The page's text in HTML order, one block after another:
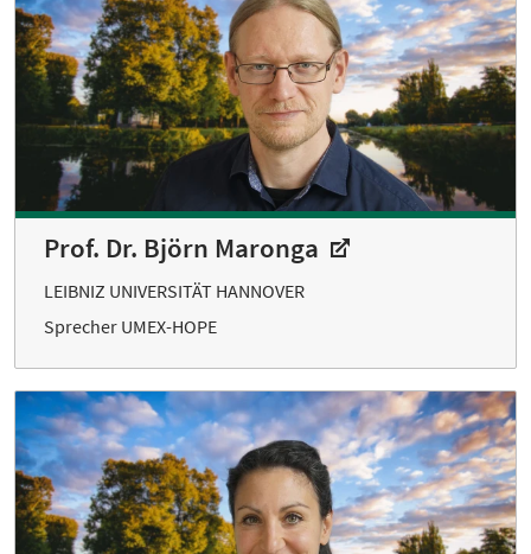
Prof. Dr. Björn Maronga
LEIBNIZ UNIVERSITÄT HANNOVER
Sprecher UMEX-HOPE